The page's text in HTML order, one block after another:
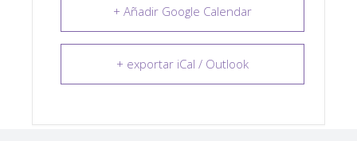
+ Añadir Google Calendar
+ exportar iCal / Outlook